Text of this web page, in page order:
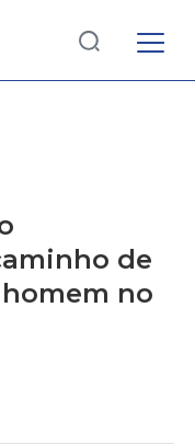
de
no